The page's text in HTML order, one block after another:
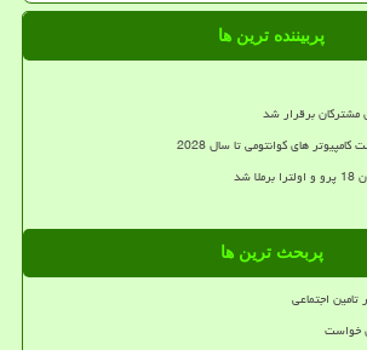
پربیننده ترین ها
مشترکان برقرار شد
های کوانتومی تا سال 2028
پربحث ترین ها
اجتماعی
خواست